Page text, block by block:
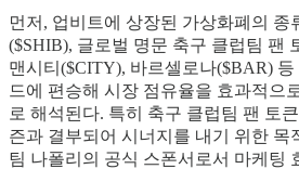
먼저, 업비트에 상장된 가상화폐의 종
($SHIB), 글로벌 명문 축구 클럽팀 팬
맨시티($CITY), 바르셀로나($BAR) 등
드에 편승해 시장 점유율을 효과적으
로 해석된다. 특히 축구 클럽팀 팬 토
즌과 결부되어 시너지를 내기 위한 목
팀 나폴리의 공식 스폰서로서 마케팅